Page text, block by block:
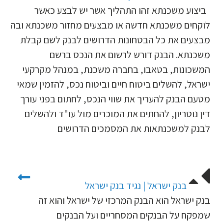
ביצוע משכנתא זהו התהליך אשר יש לבצע כאשר
לוקחים משכנתא חדשה או מבצעים מחזור משכנתא ובה
מבצעים את כל הבטחונות הדרושים לבנק לשם קבלת
משכנתא. הבנק דורש לרשום את הנכס ברשם
המשכונות, בטאבו, בחברה משכנת, במנהל מקרקעי
ישראל, להשלים ביטוח חיים וביטוח נכס, להזמין שמאי
מטעם הבנק להעריך את שווי הנכס, לחתום בפני עורך
דין נוטריון, להחתים את המוכרים מול עו"ד ולהשלים
לבנק למשכנתאות את המסמכים הדרושים
בנק ישראל | נגיד בנק ישראל
בנק ישראל הוא הבנק המרכזי של ישראל והוא זה
שמפקח על הבנקים המסחריים ועל הבנקים